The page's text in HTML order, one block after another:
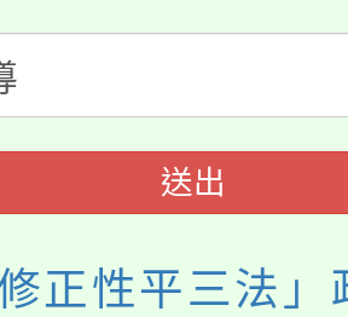
惠，詳情可洽有
增能研習
研習
生活教案入校路
食農教育專業人
送出
正性平三法」